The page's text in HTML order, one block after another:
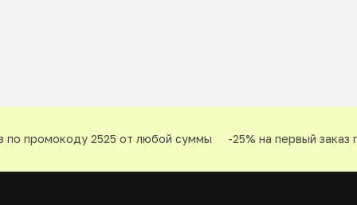
промокоду 2525 от любой суммы -25% на первый заказ